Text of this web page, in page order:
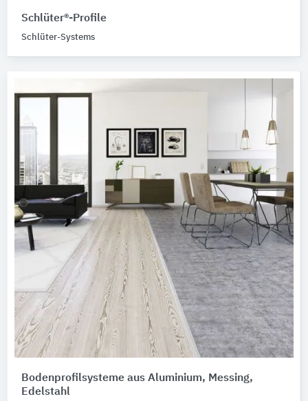
Schlüter®-Profile
Schlüter-Systems
Bodenprofilsysteme aus Aluminium, Messing,
Edelstahl